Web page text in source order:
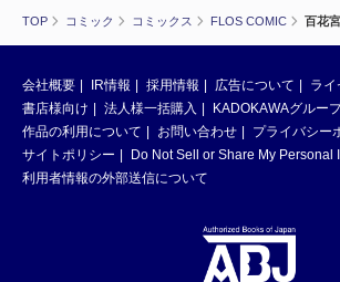
TOP コミック コミックス FLOS COMIC 百花
会社概要 IR情報 採用情報 広告について
ライ
書店様向け
法人様一括購入
KADOKAWAグルー
作品の利用について
お問い合わせ
プライバシー
サイトポリシー
Do Not Sell or Share My Personal
利用者情報の外部送信について